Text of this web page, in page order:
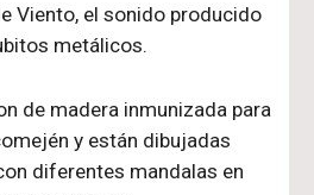
Viento, el sonido producido
metálicos.
de madera inmunizada para
y están dibujadas
diferentes mandalas en